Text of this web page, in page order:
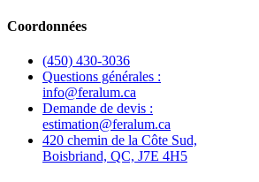
Coordonnées
(450) 430-3036
Questions générales :
info@feralum.ca
Demande de devis :
estimation@feralum.ca
420 chemin de la Côte Sud,
Boisbriand, QC, J7E 4H5